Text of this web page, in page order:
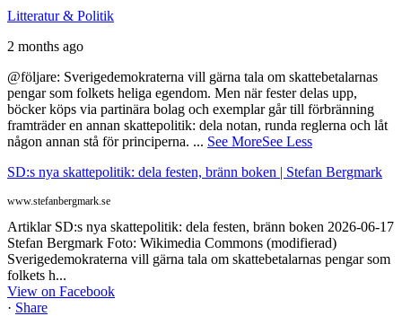
Litteratur & Politik
2 months ago
@följare: Sverigedemokraterna vill gärna tala om skattebetalarnas
pengar som folkets heliga egendom. Men när fester delas upp,
böcker köps via partinära bolag och exemplar går till förbränning
framträder en annan skattepolitik: dela notan, runda reglerna och låt
någon annan stå för principerna. ... See MoreSee Less
SD:s nya skattepolitik: dela festen, bränn boken | Stefan Bergmark
www.stefanbergmark.se
Artiklar SD:s nya skattepolitik: dela festen, bränn boken 2026-06-17
Stefan Bergmark Foto: Wikimedia Commons (modifierad)
Sverigedemokraterna vill gärna tala om skattebetalarnas pengar som
folkets h...
View on Facebook
· Share